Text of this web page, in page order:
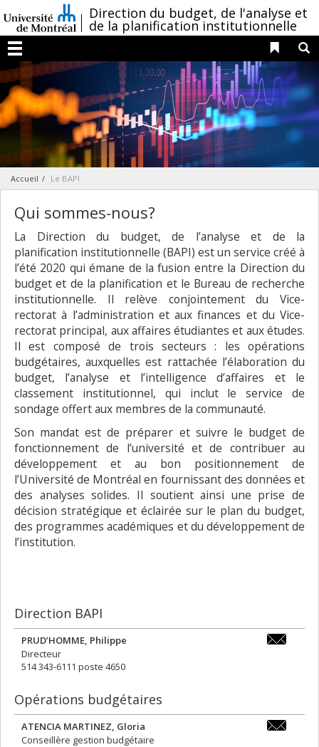
au
contenu
/Direction du budget, de l'analyse et
de la planification institutionnelle
Menu
Liens
Accueil Le BAPI
Qui sommes-nous?
La Direction du budget, de l’analyse et de la
planification institutionnelle (BAPI) est un service créé à
l’été 2020 qui émane de la fusion entre la Direction du
budget et de la planification et le Bureau de recherche
institutionnelle. Il relève conjointement du Vice-
rectorat à l’administration et aux finances et du Vice-
rectorat principal, aux affaires étudiantes et aux études.
Il est composé de trois secteurs : les opérations
budgétaires, auxquelles est rattachée l’élaboration du
budget, l’analyse et l’intelligence d’affaires et le
classement institutionnel, qui inclut le service de
sondage offert aux membres de la communauté.
Son mandat est de préparer et suivre le budget de
fonctionnement de l’université et de contribuer au
développement et au bon positionnement de
l’Université de Montréal en fournissant des données et
des analyses solides. Il soutient ainsi une prise de
décision stratégique et éclairée sur le plan du budget,
des programmes académiques et du développement de
l’institution.
Direction BAPI
PRUD’HOMME, Philippe
Directeur
514 343-6111 poste 4650
Opérations budgétaires
ATENCIA MARTINEZ, Gloria
Conseillère gestion budgétaire